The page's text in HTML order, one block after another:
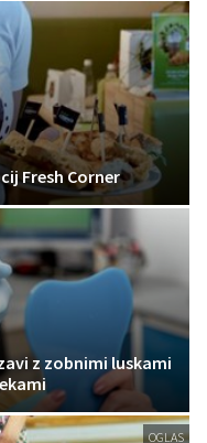
Fresh Corner
z zobnimi luskami
OGLAS